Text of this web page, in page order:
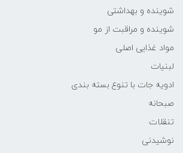
شوینده و بهداشتی
شوینده و مراقبت از مو
مواد غذایی اصلی
لبنیات
ادویه جات با تنوع بسته بندی
صبحانه
تنقلات
نوشیدنی